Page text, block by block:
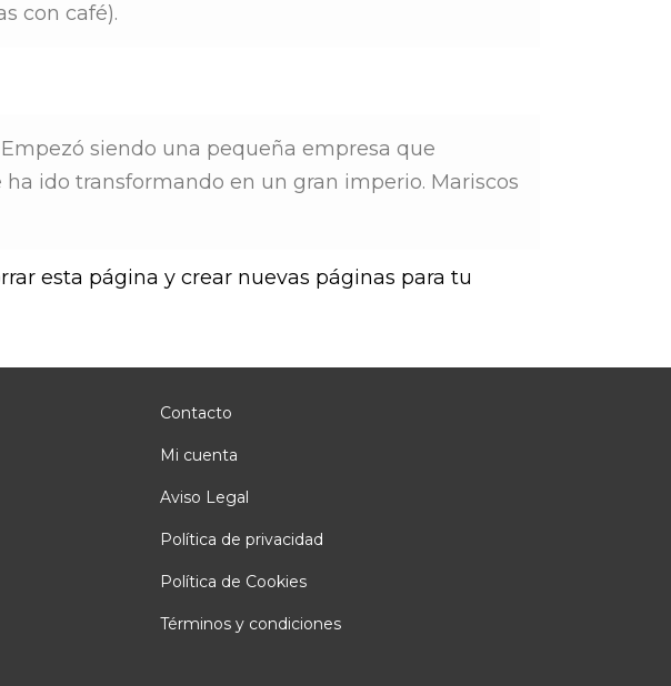
con café).
siendo una pequeña empresa que
ido transformando en un gran imperio. Mariscos
esta página y crear nuevas páginas para tu
Contacto
Mi cuenta
Aviso Legal
Política de privacidad
Política de Cookies
Términos y condiciones